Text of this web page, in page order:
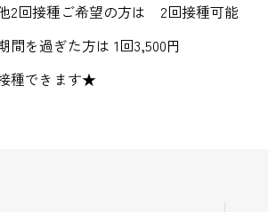
回接種ご希望の方は 2回接種可能
を過ぎた方は 1回3,500円
種できます★